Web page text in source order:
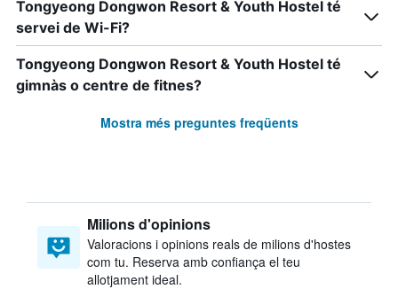
Tongyeong Dongwon Resort & Youth Hostel té
servei de Wi-Fi?
Tongyeong Dongwon Resort & Youth Hostel té
gimnàs o centre de fitnes?
Mostra més preguntes freqüents
Milions d'opinions
Valoracions i opinions reals de milions d'hostes
com tu. Reserva amb confiança el teu
allotjament ideal.